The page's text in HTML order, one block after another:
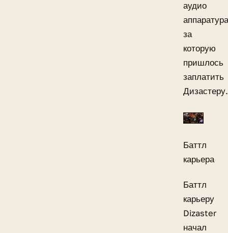
аудио
за
которую
пришлось
заплатить
Дизастеру.
Баттл
карьера
Баттл
карьеру
Dizaster
начал